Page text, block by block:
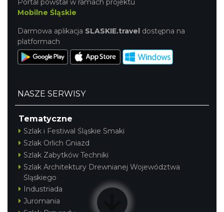
Mobilne Śląskie
Darmowa aplikacja SLASKIE.travel dostępna na
platformach
NASZE SERWISY
Tematyczne
Szlak i Festiwal Śląskie Smaki
Szlak Orlich Gniazd
Szlak Zabytków Techniki
Szlak Architektury Drewnianej Województwa
Śląskiego
Industriada
Juromania